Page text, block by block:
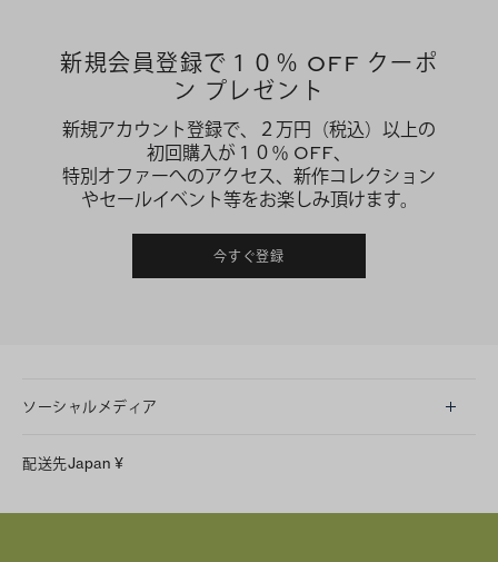
新規会員登録で１０％ OFF クーポ
ン プレゼント
新規アカウント登録で、２万円（税込）以上の
初回購入が１０％ OFF、
特別オファーへのアクセス、新作コレクション
やセールイベント等をお楽しみ頂けます。
今すぐ登録
ソーシャルメディア
Facebook
配送先Japan ¥